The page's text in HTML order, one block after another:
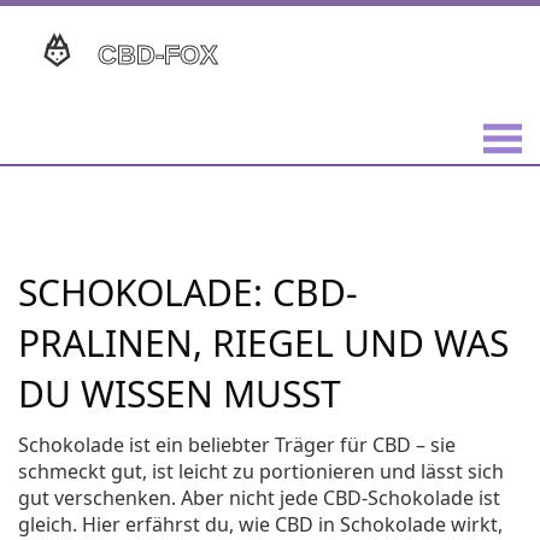
SCHOKOLADE: CBD-
PRALINEN, RIEGEL UND WAS
DU WISSEN MUSST
Schokolade ist ein beliebter Träger für CBD – sie
schmeckt gut, ist leicht zu portionieren und lässt sich
gut verschenken. Aber nicht jede CBD-Schokolade ist
gleich. Hier erfährst du, wie CBD in Schokolade wirkt,